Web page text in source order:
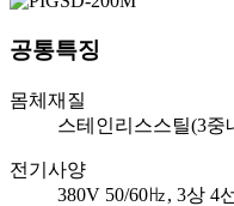
공통특징
몸체재질
스테인리스스틸(3중
전기사양
380V 50/60㎐, 3상 4